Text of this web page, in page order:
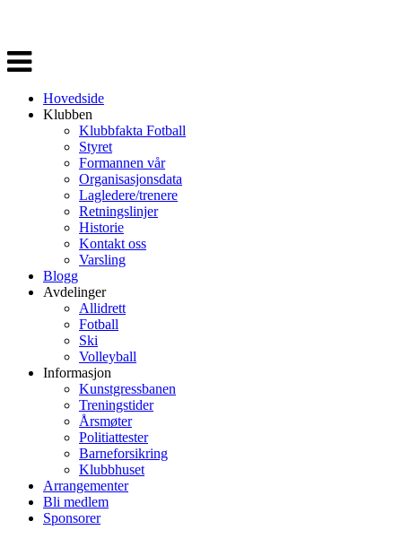
Veksle
navigasjon
Hovedside
Klubben
Klubbfakta Fotball
Styret
Formannen vår
Organisasjonsdata
Lagledere/trenere
Retningslinjer
Historie
Kontakt oss
Varsling
Blogg
Avdelinger
Allidrett
Fotball
Ski
Volleyball
Informasjon
Kunstgressbanen
Treningstider
Årsmøter
Politiattester
Barneforsikring
Klubbhuset
Arrangementer
Bli medlem
Sponsorer